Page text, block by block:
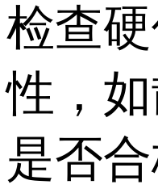
检查
性，
是否